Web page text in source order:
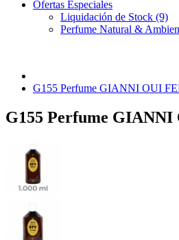
Ofertas Especiales
Liquidación de Stock (9)
Perfume Natural &
G155 Perfume GIANNI OUI
G155 Perfume